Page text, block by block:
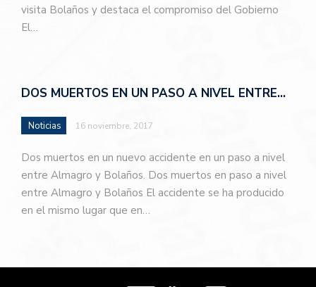
visita Bolaños y destaca el compromiso del Gobierno
El…
DOS MUERTOS EN UN PASO A NIVEL ENTRE…
Noticias 16 noviembre, 2017
Dos muertos en un nuevo accidente en un paso a nivel
entre Almagro y Bolaños. Dos muertos en paso a nivel
entre Almagro y Bolaños El accidente se ha producido
en el mismo lugar que en…